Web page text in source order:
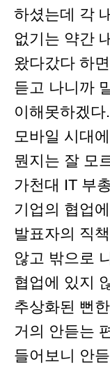
하셨는데 각
없기는 약간
왔다갔다 하
듣고 나니까
이해못하겠
모바일 시대
뭔지는 잘 모
가천대 IT 부
기업의 협업
발표자의 직
않고 밖으로
협업에 있지
추상화된 뻔
거의 안듣는
들어보니 안